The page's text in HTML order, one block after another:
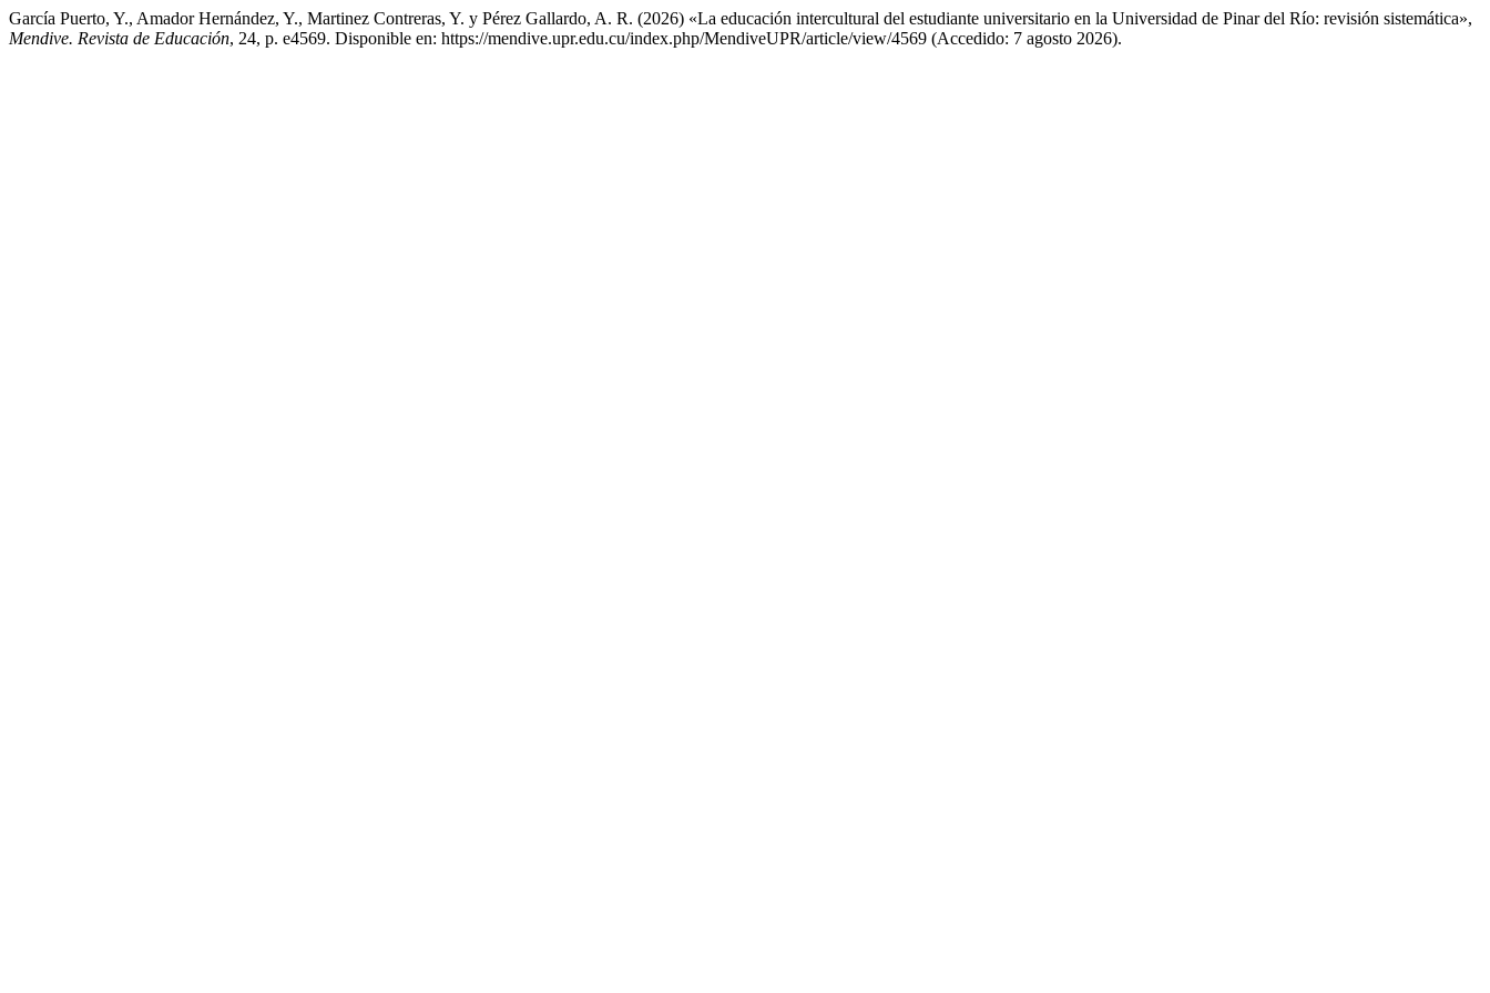
García Puerto, Y., Amador Hernández, Y., Martinez Contreras, Y. y Pérez Gallardo, A. R. (2026) «La educación intercultural del estudiante universitario en la Universidad de Pinar del Río: revisión sistemática»,
Mendive. Revista de Educación, 24, p. e4569. Disponible en: https://mendive.upr.edu.cu/index.php/MendiveUPR/article/view/4569 (Accedido: 7 agosto 2026).